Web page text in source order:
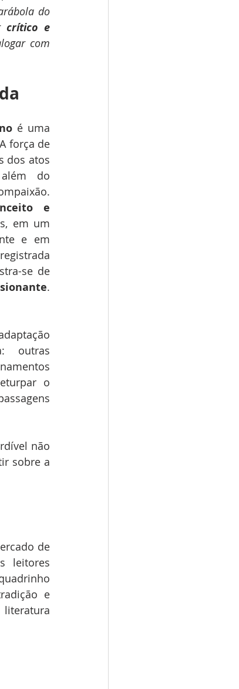
crítico e
com
é uma
força de
dos atos
do
e
em um
e em
se de
outras
o
não
sobre a
de
leitores
e